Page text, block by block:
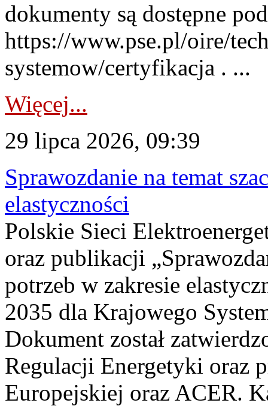
dokumenty są dostępne
https://www.pse.pl/oire/
systemow/certyfikacja . ...
Więcej...
29 lipca 2026, 09:39
Sprawozdanie na temat
elastyczności
Polskie Sieci
oraz publikacji
potrzeb w zakresie
2035 dla Krajowego
Dokument został
Regulacji Energetyki oraz
Europejskiej oraz ACER.